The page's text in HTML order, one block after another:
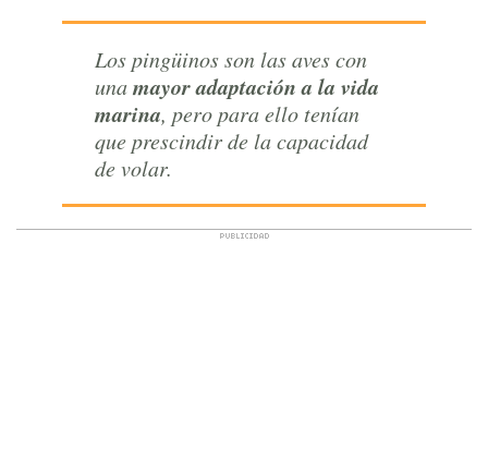
Los pingüinos son las aves con
unamayor adaptación a la vida
marina, pero para ello tenían
que prescindir de la capacidad
de volar.